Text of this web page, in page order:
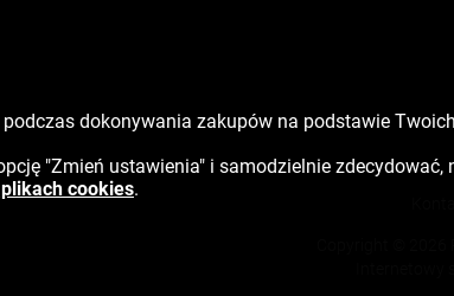
dokonywania zakupów na podstawie
"Zmień ustawienia" i samodzielnie zdecydować,
cookies.